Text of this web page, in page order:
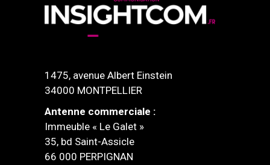
1475, avenue Albert Einstein
34000 MONTPELLIER
Antenne commerciale :
Immeuble « Le Galet »
35, bd Saint-Assicle
66 000 PERPIGNAN